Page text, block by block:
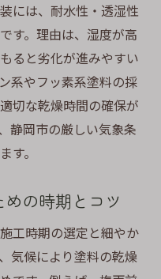
には、耐水性・透湿性
す。理由は、湿度が高
ると劣化が進みやすい
系やフッ素系塗料の採
切な乾燥時間の確保が
静岡市の厳しい気象条
す。
の時期とコツ
工時期の選定と細やか
気候により塗料の乾燥